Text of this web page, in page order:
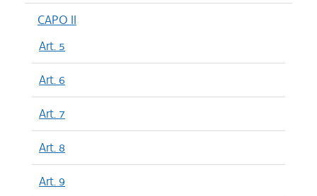
CAPO II
Art. 5
Art. 6
Art. 7
Art. 8
Art. 9